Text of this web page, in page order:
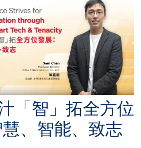
「智」拓全方位
、智能、致志